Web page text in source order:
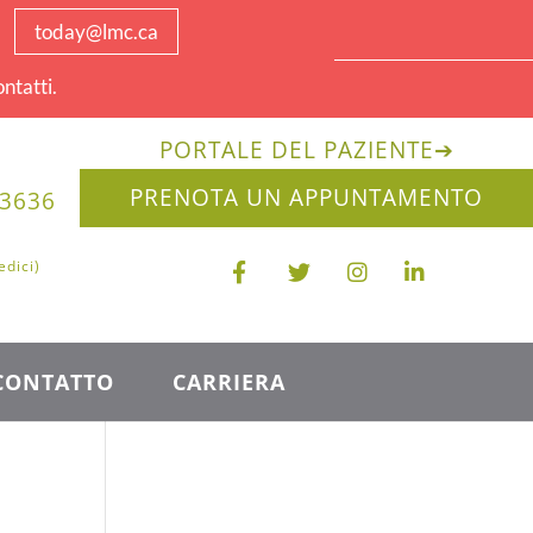
today@lmc.ca
PORTALE DEL PAZIENTE➔
PRENOTA UN APPUNTAMENTO
CARRIERA